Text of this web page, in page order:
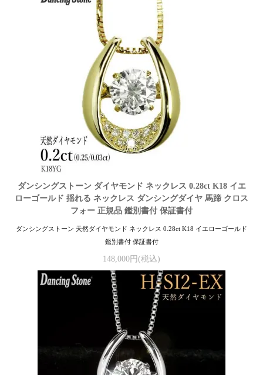
ダンシングストーン ダイヤモンド ネックレス 0.28ct K18 イエ
ローゴールド 揺れる ネックレス ダンシングダイヤ 馬蹄 クロス
フォー 正規品 鑑別書付 保証書付
ダンシングストーン 天然ダイヤモンド ネックレス 0.28ct K18 イエローゴールド
鑑別書付 保証書付
148,000円(税込)